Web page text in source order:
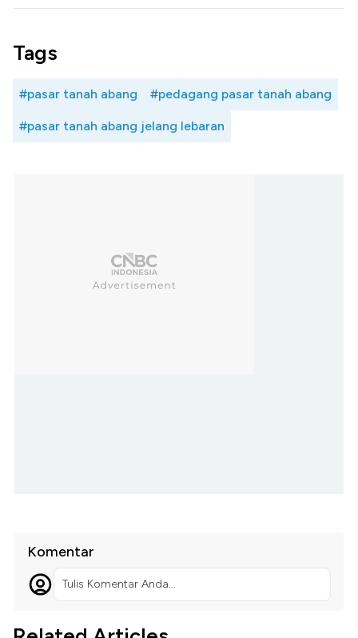
Tags
#pasar tanah abang #pedagang pasar tanah abang
#pasar tanah abang jelang lebaran
Komentar
Tulis Komentar Anda...